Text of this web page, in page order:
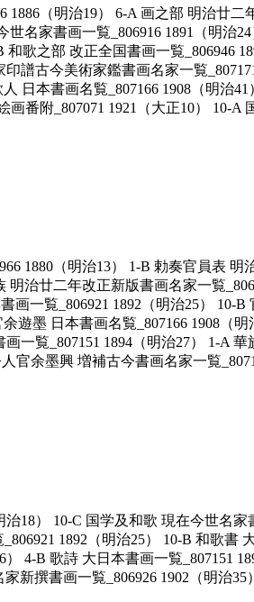
（明治19） 6-A 画之部 明治廿二
名家書画一覧_806916 1891（明治
歌之部 改正全国書画一覧_806946
譜古今美術家鑑書画名家一覧
日本書画名覧_807166 1908（明治
番附_807071 1921（大正10） 10-
（明治13） 1-B 勅奏官員表 明治
治廿二年改正新版書画名家一覧
一覧_806921 1892（明治25） 10-
遊墨 日本書画名覧_807166 1908（
一覧_807151 1894（明治27） 1-A
官余墨興 増補古今書画名家一覧
18） 10-C 国学及和歌 現在今世名
1892（明治25） 10-B 和歌書
4-B 歌詩 大日本書画一覧_807151
新撰書画一覧_806926 1902（明治